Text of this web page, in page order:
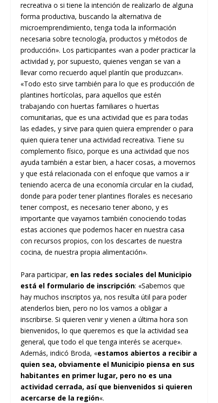
recreativa o si tiene la intención de realizarlo de alguna
forma productiva, buscando la alternativa de
microemprendimiento, tenga toda la información
necesaria sobre tecnología, productos y métodos de
producción». Los participantes «van a poder practicar la
actividad y, por supuesto, quienes vengan se van a
llevar como recuerdo aquel plantín que produzcan».
«Todo esto sirve también para lo que es producción de
plantines hortícolas, para aquellos que estén
trabajando con huertas familiares o huertas
comunitarias, que es una actividad que es para todas
las edades, y sirve para quien quiera emprender o para
quien quiera tener una actividad recreativa. Tiene su
complemento físico, porque es una actividad que nos
ayuda también a estar bien, a hacer cosas, a movernos
y que está relacionada con el enfoque que vamos a ir
teniendo acerca de una economía circular en la ciudad,
donde para poder tener plantines florales es necesario
tener compost, es necesario tener abono, y es
importante que vayamos también conociendo todas
estas acciones que podemos hacer en nuestra casa
con recursos propios, con los descartes de nuestra
cocina, de nuestra propia alimentación».
Para participar, en las redes sociales del Municipio
está el formulario de inscripción: «Sabemos que
hay muchos inscriptos ya, nos resulta útil para poder
atenderlos bien, pero no los vamos a obligar a
inscribirse. Si quieren venir y vienen a última hora son
bienvenidos, lo que queremos es que la actividad sea
general, que todo el que tenga interés se acerque».
Además, indicó Broda, «estamos abiertos a recibir a
quien sea, obviamente el Municipio piensa en sus
habitantes en primer lugar, pero no es una
actividad cerrada, así que bienvenidos si quieren
acercarse de la región«.